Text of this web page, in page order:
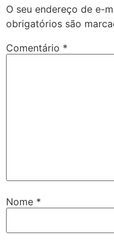
O seu endereço de e-
obrigatórios são
Comentário *
Nome *